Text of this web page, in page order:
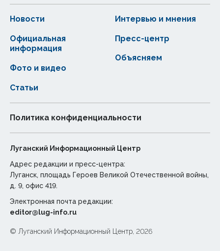
Новости
Статьи
Официальная
информация
Интервью и мнения
Фото и видео
Пресс-центр
Объясняем
Политика конфиденциальности
Луганский Информационный Центр
Адрес редакции и пресс-центра:
Луганск, площадь Героев Великой Отечественной войны,
д. 9, офис 419.
Электронная почта редакции:
editor@lug-info.ru
© Луганский Информационный Центр, 2026